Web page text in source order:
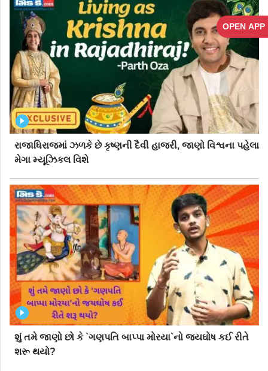
OPEN APP
શાસ્ત્રીય કલા, નૃત્ય અને તેમના સપનાઓને સાકાર કરવા માટે જરૂરી
લાંબા ગાળાની મહેનતમાં વિશ્વાસ રાખે છે.
રાજાધિરાજમાં ઝળકે છે કૃષ્ણની દૈવી હાજરી, જાણો વિશ્વના પહેલા
મેગા મ્યૂઝિકલ વિશે
શું તમે જાણો છો કે `ગણપતિ બાપ્પા મોરયા`નો જયઘોષ કઈ રીતે
શરૂ થયો?